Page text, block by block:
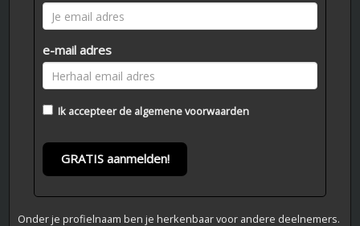
e-mail adres
Ik accepteer de algemene voorwaarden
GRATIS aanmelden!
Onder je profielnaam ben je herkenbaar voor andere deelnemers.